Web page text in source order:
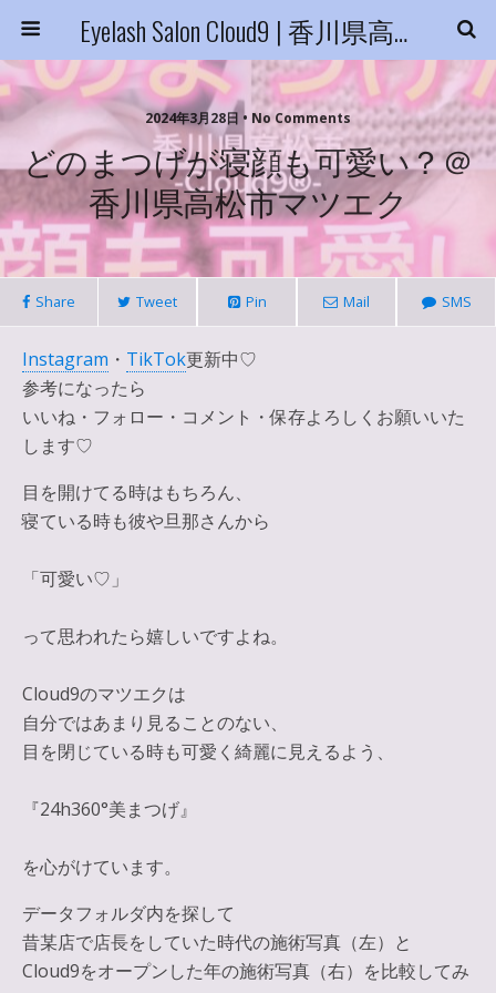
Eyelash Salon Cloud9 | 香川県高松市
2024年3月28日 • No Comments
どのまつげが寝顔も可愛い？＠
香川県高松市マツエク
Share Tweet Pin Mail SMS
Instagram ・ TikTok更新中♡
参考になったら
いいね・フォロー・コメント・保存よろしくお願いいた
します♡
目を開けてる時はもちろん、
寝ている時も彼や旦那さんから
「可愛い♡」
って思われたら嬉しいですよね。
Cloud9のマツエクは
自分ではあまり見ることのない、
目を閉じている時も可愛く綺麗に見えるよう、
『24h360°美まつげ』
を心がけています。
データフォルダ内を探して
昔某店で店長をしていた時代の施術写真（左）と
Cloud9をオープンした年の施術写真（右）を比較してみ